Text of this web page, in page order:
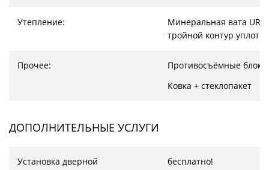
Утепление:
Минеральная вата
тройной контур
Прочее:
Противосъёмные
Ковка + стеклопакет
ДОПОЛНИТЕЛЬНЫЕ УСЛУГИ
Установка дверной
бесплатно!